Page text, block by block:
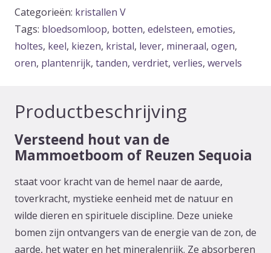
Categorieën: kristallen V
Tags: bloedsomloop, botten, edelsteen, emoties,
holtes, keel, kiezen, kristal, lever, mineraal, ogen,
oren, plantenrijk, tanden, verdriet, verlies, wervels
Productbeschrijving
Versteend hout van de
Mammoetboom of Reuzen Sequoia
staat voor kracht van de hemel naar de aarde,
toverkracht, mystieke eenheid met de natuur en
wilde dieren en spirituele discipline. Deze unieke
bomen zijn ontvangers van de energie van de zon, de
aarde, het water en het mineralenrijk. Ze absorberen